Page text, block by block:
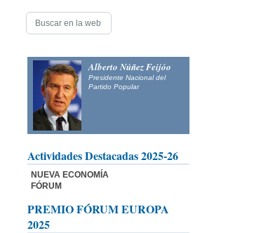
Alberto Núñez Feijóo
Presidente Nacional del
Partido Popular
Actividades Destacadas 2025-26
NUEVA ECONOMÍA
FÓRUM
PREMIO FÓRUM EUROPA
2025